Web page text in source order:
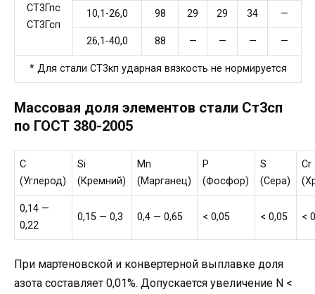
СТ3Гпс
СТ3Гсп
10,1-26,0 98 29 29 34 —
26,1-40,0 88 — — — —
* Для стали СТ3кп ударная вязкость не нормируется
Массовая доля элементов стали Ст3сп
по ГОСТ 380-2005
C
(Углерод)
Si
(Кремний)
Mn
(Марганец)
P
(Фосфор)
S
(Сера)
Cr
0,14 —
0,22
0,15 — 0,3 0,4 — 0,65 < 0,05 < 0,05 <
При мартеновской и конвертерной выплавке доля
азота составляет 0,01%. Допускается увеличение N <